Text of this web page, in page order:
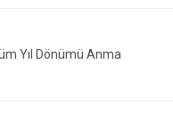
Yıl Dönümü Anma